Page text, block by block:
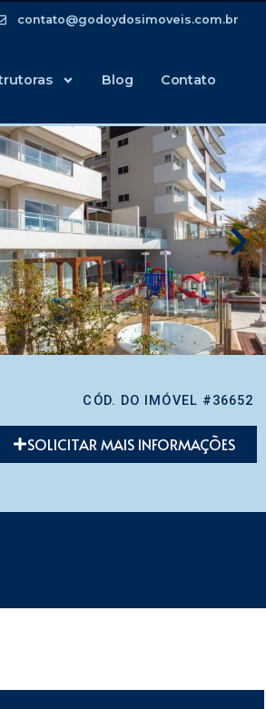
contato@godoydosimoveis.com.br
Blog Contato
CÓD. DO IMÓVEL #36652
SOLICITAR MAIS INFORMAÇÕES